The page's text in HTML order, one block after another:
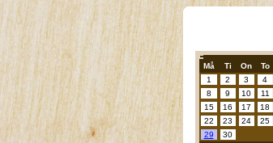
Må Ti On To
1
2 3 4
8
9 10 11
15
16 17 18
22
23 24 25
29
30